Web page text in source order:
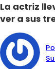
La actriz
ver a sus